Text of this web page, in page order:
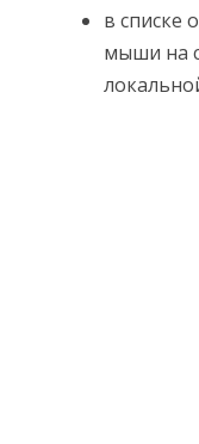
в списке
мыши на